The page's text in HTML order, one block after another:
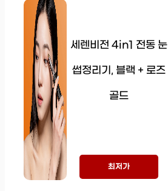
세렌비전 4in1 전동 눈
썹정리기, 블랙 + 로즈
골드
최저가